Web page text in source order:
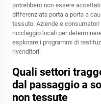
potrebbero non essere
differenziata porta a porta a
tessuto. Aziende e
riciclaggio locali per
esplorare i programmi di
rivenditori.
Quali settori
dal passaggio a
non tessute